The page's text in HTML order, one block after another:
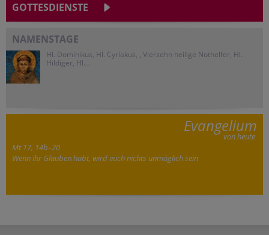
GOTTESDIENSTE
NAMENSTAGE
Hl. Dominikus, Hl. Cyriakus, , Vierzehn heilige Nothelfer, Hl.
Hildiger, Hl....
Evangelium
von heute
Mt 17, 14b–20
Wenn ihr Glauben habt, wird euch nichts unmöglich sein